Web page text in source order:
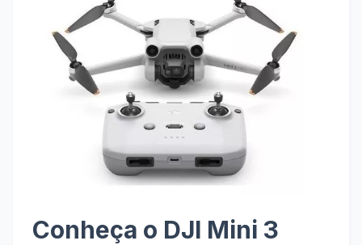
Conheça o DJI Mini 3